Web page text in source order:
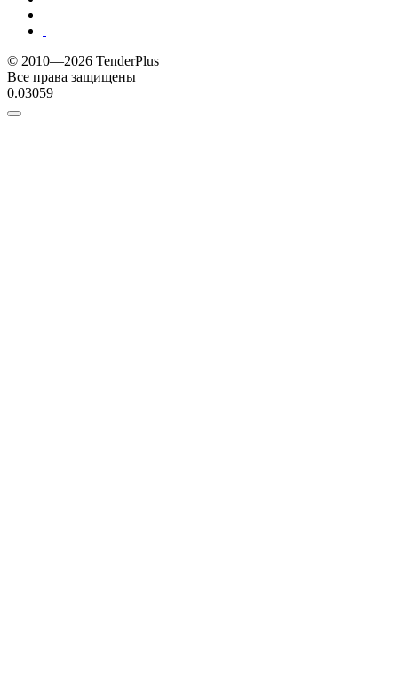
© 2010—2026 TenderPlus
Все права защищены
0.03059